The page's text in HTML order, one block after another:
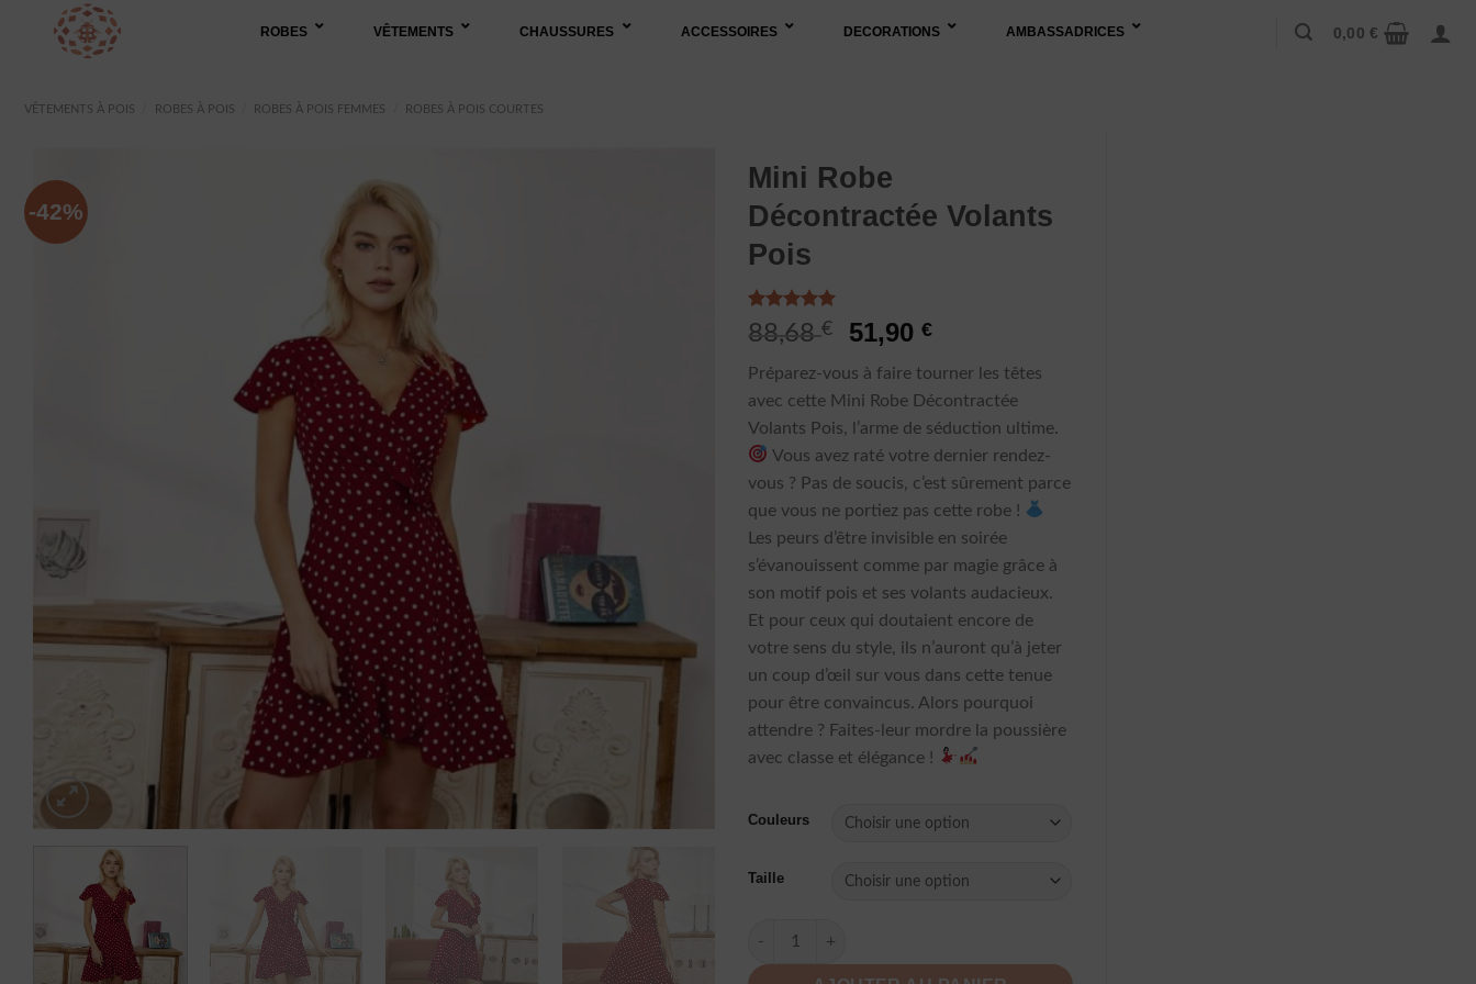
ROBES VÊTEMENTS CHAUSSURES ACCESSOIRES DECORATIONS AMBASSADRICES 0,00€
VÊTEMENTS À POIS ROBES À POIS ROBES À POIS FEMMES ROBES À POIS COURTES
-42%
Mini Robe
Décontractée Volants
Pois
Noté5.00
sur 5 basé
2
notations
client
88,68€
Le
initial
était :
88,68 €.
51,90 €Le
actuel
est :
51,90 €.
Préparez-vous à faire tourner les têtes
avec cette Mini Robe Décontractée
Volants Pois, l’arme de séduction ultime.
Vous avez raté votre dernier rendez-
vous ? Pas de soucis, c’est sûrement parce
que vous ne portiez pas cette robe !
Les peurs d’être invisible en soirée
s’évanouissent comme par magie grâce à
son motif pois et ses volants audacieux.
Et pour ceux qui doutaient encore de
votre sens du style, ils n’auront qu’à jeter
un coup d’œil sur vous dans cette tenue
pour être convaincus. Alors pourquoi
attendre ? Faites-leur mordre la poussière
avec classe et élégance !
Couleurs
Taille
quantité de Mini Robe Décontractée Volants Pois